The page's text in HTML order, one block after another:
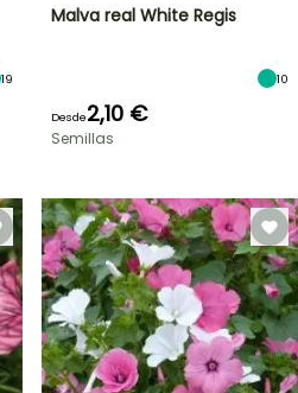
BULBOS
DE
PRIMAVERA
19
Malva real White Regis
10
Desde2,10 €
Semillas